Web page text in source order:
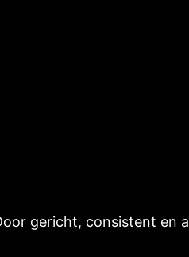
gericht, consistent en